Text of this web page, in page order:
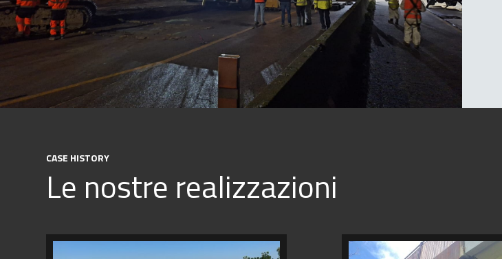
CASE HISTORY
Le nostre realizzazioni
RIQUALIFICAZIONE DEMOLIZIONI